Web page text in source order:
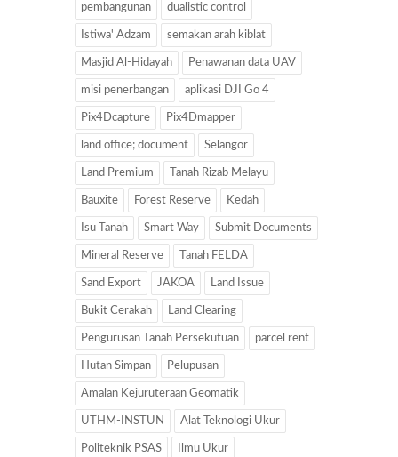
pembangunan dualistic control
Istiwa' Adzam semakan arah kiblat
Masjid Al-Hidayah Penawanan data UAV
misi penerbangan aplikasi DJI Go 4
Pix4Dcapture Pix4Dmapper
land office; document Selangor
Land Premium Tanah Rizab Melayu
Bauxite Forest Reserve Kedah
Isu Tanah Smart Way Submit Documents
Mineral Reserve Tanah FELDA
Sand Export JAKOA Land Issue
Bukit Cerakah Land Clearing
Pengurusan Tanah Persekutuan parcel rent
Hutan Simpan Pelupusan
Amalan Kejuruteraan Geomatik
UTHM-INSTUN Alat Teknologi Ukur
Politeknik PSAS Ilmu Ukur